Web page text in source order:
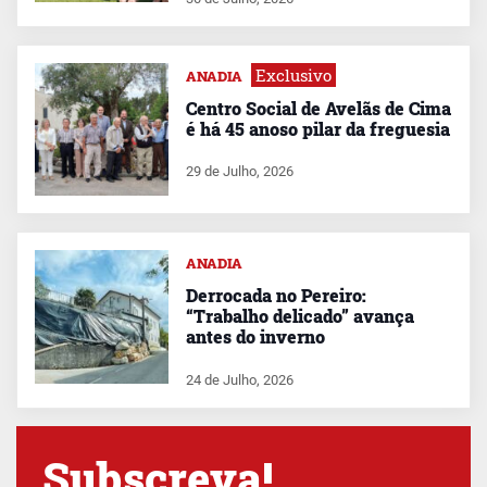
ANADIA Exclusivo
Centro Social de Avelãs de Cima
é há 45 anoso pilar da freguesia
29 de Julho, 2026
ANADIA
Derrocada no Pereiro:
“Trabalho delicado” avança
antes do inverno
24 de Julho, 2026